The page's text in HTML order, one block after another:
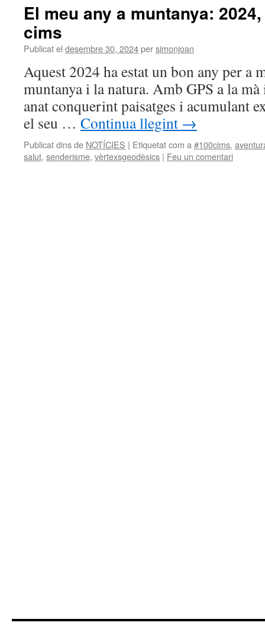
El meu any a muntanya:
cims
Publicat el desembre 30, 2024persimonjoan
Aquest 2024 ha estat un bon any per a
muntanya i la natura. Amb GPS a la
anat conquerint paisatges i acumulant
el seu … Continua llegint →
Publicat dins de NOTÍCIES | Etiquetat com a #100cims,
salut, senderisme, vèrtexsgeodèsics | Feu un comentari